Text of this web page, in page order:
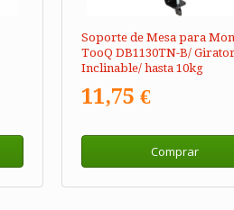
Soporte de Mesa para
TooQ DB1130TN-B/
Inclinable/ hasta 10kg
11,75 €
Comprar